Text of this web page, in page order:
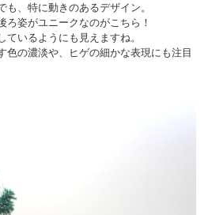
も、特に動きのあるデザイン。
ろ姿がユニークなのがこちら！
いるようにも見えますね。
色の濃淡や、ヒゲの細かな表現にも注目